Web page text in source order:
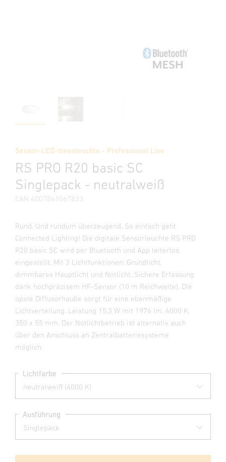
Sensor-LED-Innenleuchte - Professional Line
RS PRO R20 basic SC
Singlepack - neutralweiß
EAN 4007841067823
Rund. Und rundum überzeugend. So einfach geht
Connected Lighting! Die digitale Sensorleuchte RS PRO
R20 basic SC wird per Bluetooth und App leiterlos
eingestellt. Mit 3 Lichtfunktionen: Grundlicht,
dimmbares Hauptlicht und Notlicht. Sichere Erfassung
dank hochpräzisem HF-Sensor (10 m Reichweite). Die
opale Diffusorhaube sorgt für eine ebenmäßige
Lichtverteilung. Leistung 15,3 W mit 1976 lm. 4000 K,
350 x 55 mm. Der Notlichtbetrieb ist alternativ auch
über den Anschluss an Zentralbatteriesysteme
möglich.
Lichtfarbe
Ausführung